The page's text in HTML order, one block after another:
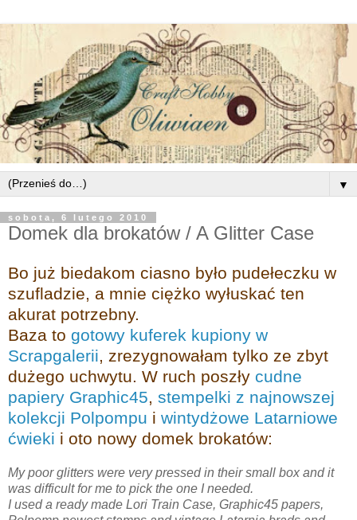
▼
sobota, 6 lutego 2010
Domek dla brokatów / A Glitter Case
Bo już biedakom ciasno było pudełeczku w
szufladzie, a mnie ciężko wyłuskać ten
akurat potrzebny.
Baza to gotowy kuferek kupiony w
Scrapgalerii, zrezygnowałam tylko ze zbyt
dużego uchwytu. W ruch poszły cudne
papiery Graphic45, stempelki z najnowszej
kolekcji Polpompu i wintydżowe Latarniowe
ćwieki i oto nowy domek brokatów:
My poor glitters were very pressed in their small box and it
was difficult for me to pick the one I needed.
I used a ready made Lori Train Case, Graphic45 papers,